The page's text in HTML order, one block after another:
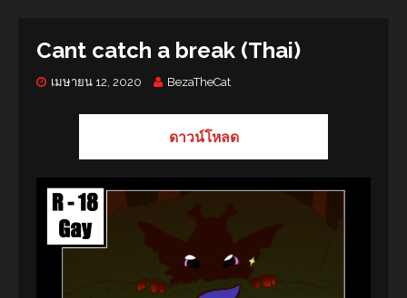
Cant catch a break (Thai)
เมษายน 12, 2020 BezaTheCat
ดาวน์โหลด